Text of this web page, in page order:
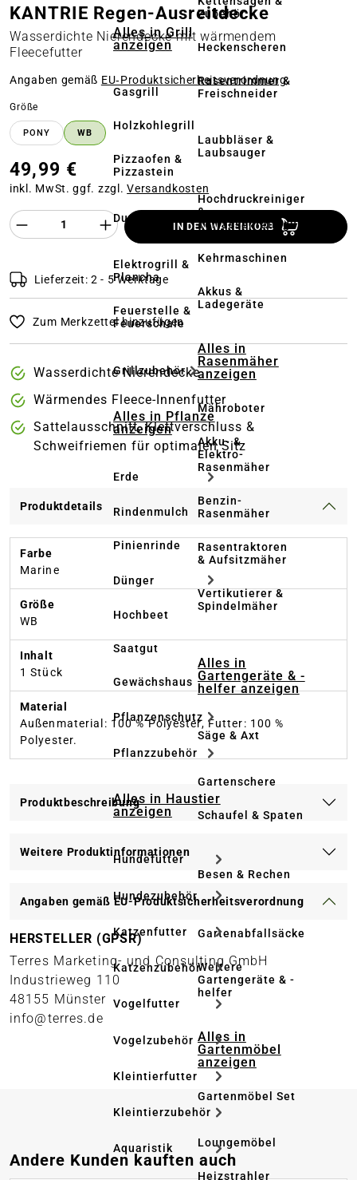
Alles in Grill
anzeigen
Gasgrill
Holzkohlegrill
Pizzaofen &
Pizzastein
Dutch Oven
Elektrogrill &
Plancha
Feuerstelle &
Feuerschale
Grillzubehör
Alles in Pflanze
anzeigen
Erde
Rindenmulch
Pinienrinde
Dünger
Hochbeet
Saatgut
Gewächshaus
Pflanzenschutz
Pflanzzubehör
Alles in Haustier
anzeigen
Hundefutter
Hundezubehör
Katzenfutter
Katzenzubehör
Vogelfutter
Vogelzubehör
Kleintierfutter
Kleintierzubehör
Aquaristik
Zubehör
Heckenscheren
Rasentrimmer &
Freischneider
Laubbläser &
Laubsauger
Hochdruckreiniger
&
Terrassenreinigung
Kehrmaschinen
Akkus &
Ladegeräte
Alles in
Rasenmäher
anzeigen
Mähroboter
Akku- &
Elektro-
Rasenmäher
Benzin-
Rasenmäher
Rasentraktoren
& Aufsitzmäher
Vertikutierer &
Spindelmäher
Alles in
Gartengeräte & -
helfer anzeigen
Säge & Axt
Gartenschere
Schaufel & Spaten
Besen & Rechen
Gartenabfallsäcke
Weitere
Gartengeräte & -
helfer
Alles in
Gartenmöbel
anzeigen
Gartenmöbel Set
Loungemöbel
Heizstrahler
KANTRIE Regen-Ausreitdecke
Wasserdichte Nierendecke mit wärmendem
Fleecefutter
Angaben gemäß EU‑Produktsicherheitsverordnung
Größe
PONY WB
49,99 €
inkl. MwSt. ggf. zzgl.Versandkosten
Produkt Anzahl des Produktes
IN DEN WARENKORB
Lieferzeit: 2 - 5 Werktage
Zum Merkzettel hinzufügen
Wasserdichte Nierendecke
Wärmendes Fleece-Innenfutter
Sattelausschnitt, Klettverschluss &
Schweifriemen für optimalen Sitz
Produktdetails
Farbe
Marine
Größe
WB
Inhalt
1 Stück
Material
Außenmaterial: 100 % Polyester, Futter: 100 %
Polyester.
Produktbeschreibung
Weitere Produktinformationen
Angaben gemäß EU-Produktsicherheitsverordnung
HERSTELLER (GPSR)
Terres Marketing- und Consulting GmbH
Industrieweg 110
48155 Münster
info@terres.de
Produktgalerie überspringen
Andere Kunden kauften auch